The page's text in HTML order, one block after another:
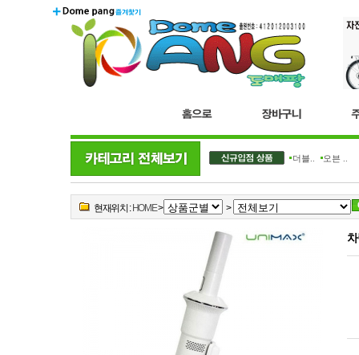
더블.. 오븐 ..
현재위치 : HOME> >